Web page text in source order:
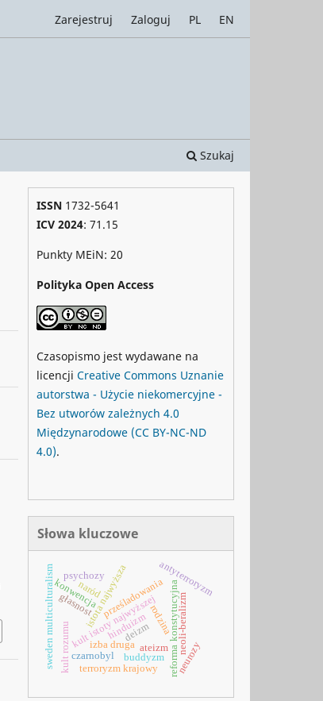
Szukaj
Zarejestruj Zaloguj PL EN
ISSN 1732-5641
ICV 2024: 71.15
Punkty MEiN: 20
Polityka Open Access
Czasopismo jest wydawane na
licencji Creative Commons Uznanie
autorstwa - Użycie niekomercyjne -
Bez utworów zależnych 4.0
Międzynarodowe (CC BY-NC-ND
4.0).
Słowa kluczowe
rodzinareforma konstytucyjna
istota najwyższa
kult istoty najwyższej
kult rozumu izba druga
prześladowania
hinduizm
buddyzm
terroryzm krajowy
antyterroryzm
czarnobyl
konwencja
deizm
głasnost
sweden multiculturalism neurozy
psychozy
ateizm
naród
neoli-beralizm